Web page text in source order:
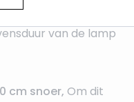
van de lamp
cm snoer, Om dit